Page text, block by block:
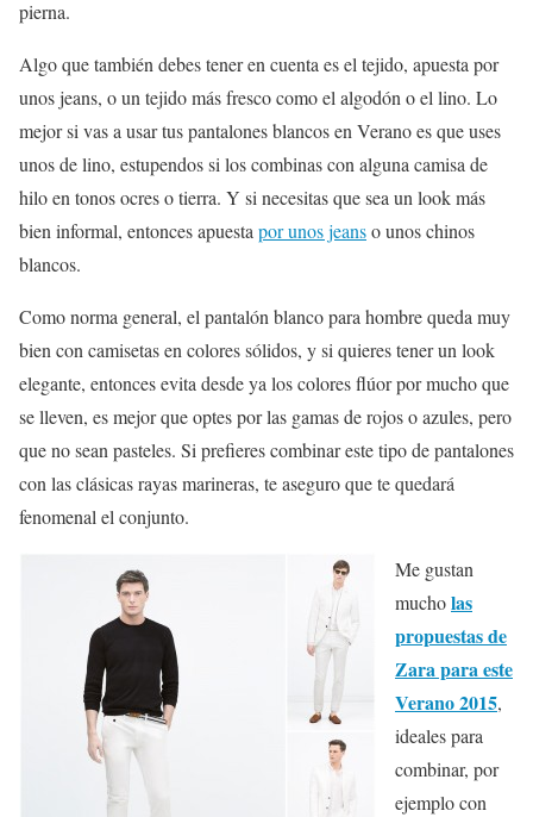
pierna.
Algo que también debes tener en cuenta es el tejido, apuesta por
unos jeans, o un tejido más fresco como el algodón o el lino. Lo
mejor si vas a usar tus pantalones blancos en Verano es que uses
unos de lino, estupendos si los combinas con alguna camisa de
hilo en tonos ocres o tierra. Y si necesitas que sea un look más
bien informal, entonces apuestapor unos jeanso unos chinos
blancos.
Como norma general, el pantalón blanco para hombre queda muy
bien con camisetas en colores sólidos, y si quieres tener un look
elegante, entonces evita desde ya los colores flúor por mucho que
se lleven, es mejor que optes por las gamas de rojos o azules, pero
que no sean pasteles. Si prefieres combinar este tipo de pantalones
con las clásicas rayas marineras, te aseguro que te quedará
fenomenal el conjunto.
Me gustan
mucholas
propuestas de
Zara para este
Verano 2015,
ideales para
combinar, por
ejemplo con